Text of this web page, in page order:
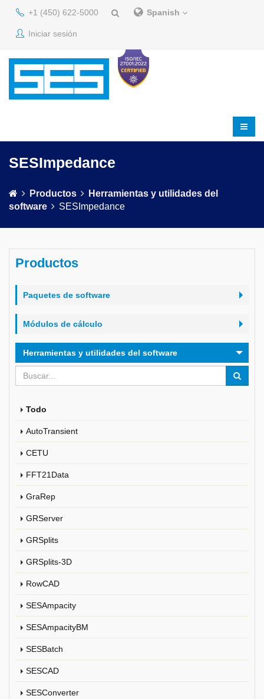
+1 (450) 622-5000 Spanish
Iniciar sesión
SESImpedance
Productos
Herramientas y utilidades del
software
SESImpedance
Productos
Paquetes de software
Módulos de cálculo
Herramientas y utilidades del software
Todo
AutoTransient
CETU
FFT21Data
GraRep
GRServer
GRSplits
GRSplits-3D
RowCAD
SESAmpacity
SESAmpacityBM
SESBatch
SESCAD
SESConverter